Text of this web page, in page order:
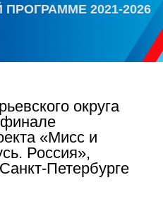
2021-2026
округа
финале
«Мисс и
Россия»,
Петербурге